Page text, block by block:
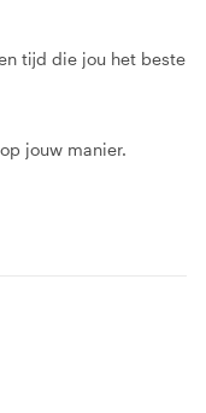
tijd die jou het beste
jouw manier.